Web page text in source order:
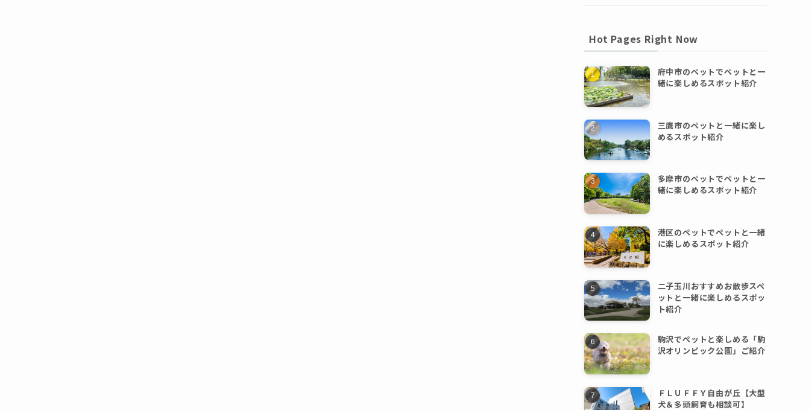
Hot Pages Right Now
府中市のペットでペットと一
緒に楽しめるスポット紹介
三鷹市のペットと一緒に楽し
めるスポット紹介
多摩市のペットでペットと一
緒に楽しめるスポット紹介
港区のペットでペットと一緒
に楽しめるスポット紹介
二子玉川おすすめお散歩スペ
ットと一緒に楽しめるスポッ
ト紹介
駒沢でペットと楽しめる「駒
沢オリンピック公園」ご紹介
ＦＬＵＦＦＹ自由が丘【大型
犬＆多頭飼育も相談可】